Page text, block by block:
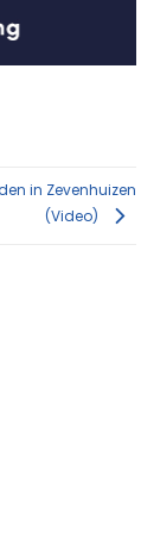
in Zevenhuizen
(Video)